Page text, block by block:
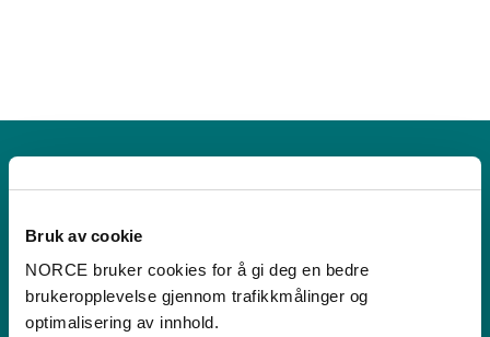
Bruk av cookie
NORCE bruker cookies for å gi deg en bedre
brukeropplevelse gjennom trafikkmålinger og
optimalisering av innhold.
Kontakt